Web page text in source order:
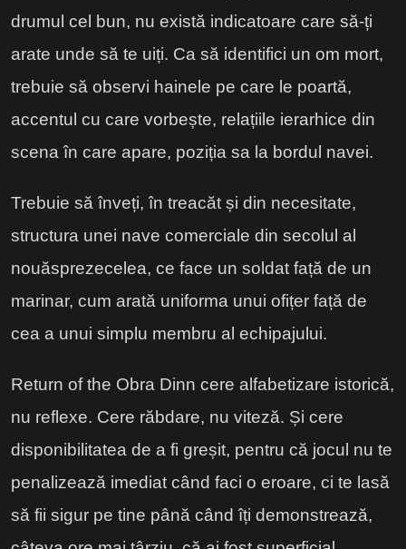
drumul cel bun, nu există indicatoare care să-ți
arate unde să te uiți. Ca să identifici un om mort,
trebuie să observi hainele pe care le poartă,
accentul cu care vorbește, relațiile ierarhice din
scena în care apare, poziția sa la bordul navei.
Trebuie să înveți, în treacăt și din necesitate,
structura unei nave comerciale din secolul al
nouăsprezecelea, ce face un soldat față de un
marinar, cum arată uniforma unui ofițer față de
cea a unui simplu membru al echipajului.
Return of the Obra Dinn cere alfabetizare istorică,
nu reflexe. Cere răbdare, nu viteză. Și cere
disponibilitatea de a fi greșit, pentru că jocul nu te
penalizează imediat când faci o eroare, ci te lasă
să fii sigur pe tine până când îți demonstrează,